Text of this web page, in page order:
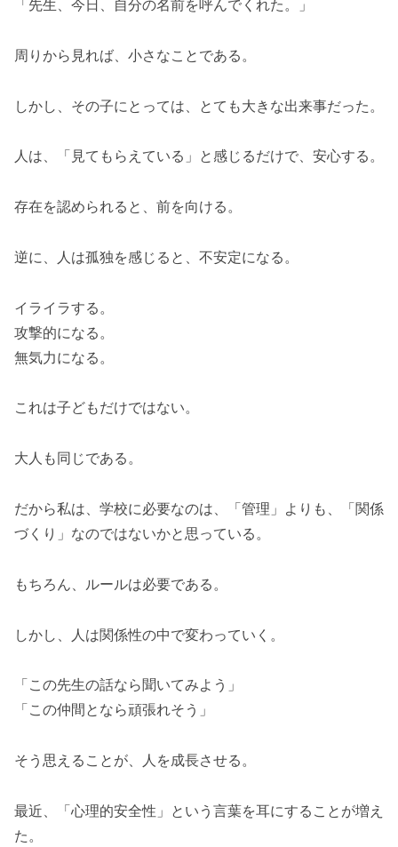
「先生、今日、自分の名前を呼んでくれた。」
周りから見れば、小さなことである。
しかし、その子にとっては、とても大きな出来事だった。
人は、「見てもらえている」と感じるだけで、安心する。
存在を認められると、前を向ける。
逆に、人は孤独を感じると、不安定になる。
イライラする。
攻撃的になる。
無気力になる。
これは子どもだけではない。
大人も同じである。
だから私は、学校に必要なのは、「管理」よりも、「関係
づくり」なのではないかと思っている。
もちろん、ルールは必要である。
しかし、人は関係性の中で変わっていく。
「この先生の話なら聞いてみよう」
「この仲間となら頑張れそう」
そう思えることが、人を成長させる。
最近、「心理的安全性」という言葉を耳にすることが増え
た。